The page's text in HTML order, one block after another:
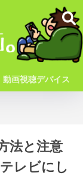
動画視聴デバイス
法と注意
レビにし